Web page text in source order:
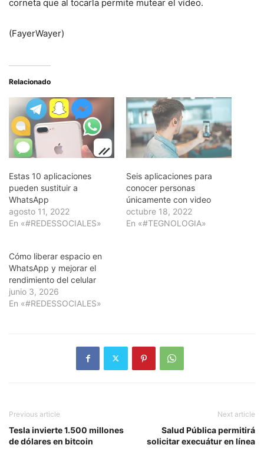
corneta que al tocarla permite mutear el vídeo.
(FayerWayer)
Relacionado
Estas 10 aplicaciones
pueden sustituir a
WhatsApp
agosto 11, 2022
En «#REDESSOCIALES»
Seis aplicaciones para
conocer personas
únicamente con video
octubre 18, 2022
En «#TEGNOLOGIA»
Cómo liberar espacio en
WhatsApp y mejorar el
rendimiento del celular
junio 3, 2026
En «#REDESSOCIALES»
Previous article
Tesla invierte 1.500 millones
de dólares en bitcoin
Next article
Salud Pública permitirá
solicitar execuátur en línea